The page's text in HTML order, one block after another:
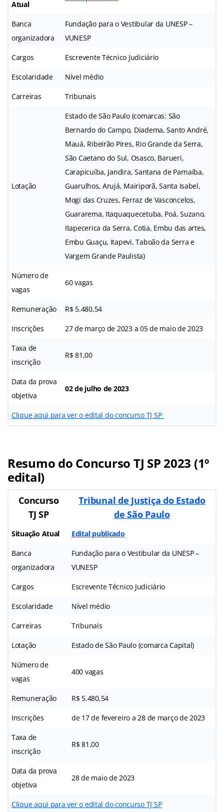
Atual
Banca
organizadora
Fundação para o Vestibular da UNESP –
VUNESP
Cargos Escrevente Técnico Judiciário
Escolaridade Nível médio
Carreiras Tribunais
Lotação
Estado de São Paulo (comarcas: São
Bernardo do Campo, Diadema, Santo André,
Mauá, Ribeirão Pires, Rio Grande da Serra,
São Caetano do Sul, Osasco, Barueri,
Carapicuíba, Jandira, Santana de Parnaíba,
Guarulhos, Arujá, Mairiporã, Santa Isabel,
Mogi das Cruzes, Ferraz de Vasconcelos,
Guararema, Itaquaquecetuba, Poá, Suzano,
Itapecerica da Serra, Cotia, Embu das artes,
Embu Guaçu, Itapevi, Taboão da Serra e
Vargem Grande Paulista)
Número de
vagas
60 vagas
Remuneração R$ 5.480,54
Inscrições 27 de março de 2023 a 05 de maio de 2023
Taxa de
inscrição
R$ 81,00
Data da prova
objetiva
02 de julho de 2023
Clique aqui para ver o edital do concurso TJ SP
Resumo do Concurso TJ SP 2023 (1º
edital)
Concurso
TJ SP
Tribunal de Justiça do Estado
de São Paulo
Situação Atual Edital publicado
Banca
organizadora
Fundação para o Vestibular da UNESP –
VUNESP
Cargos Escrevente Técnico Judiciário
Escolaridade Nível médio
Carreiras Tribunais
Lotação Estado de São Paulo (comarca Capital)
Número de
vagas
400 vagas
Remuneração R$ 5.480,54
Inscrições de 17 de fevereiro a 28 de março de 2023
Taxa de
inscrição
R$ 81,00
Data da prova
objetiva
28 de maio de 2023
Clique aqui para ver o edital do concurso TJ SP